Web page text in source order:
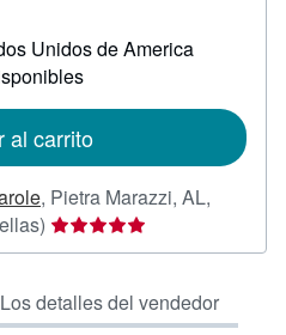
Unidos de America
al carrito
, Pietra Marazzi, AL,
Calificación
del
5
Los detalles del vendedor